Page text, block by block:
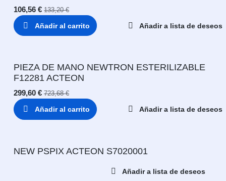
106,56 € 133,20€
Añadir al carrito Añadir a lista de deseos
PIEZA DE MANO NEWTRON ESTERILIZABLE
F12281 ACTEON
299,60 € 723,68€
Añadir al carrito Añadir a lista de deseos
NEW PSPIX ACTEON S7020001
Añadir a lista de deseos